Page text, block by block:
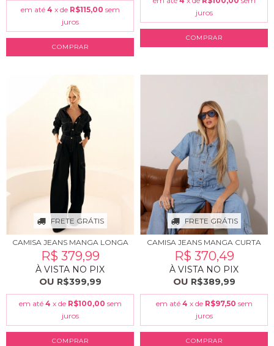
em até 4 x de R$115,00 sem
juros
COMPRAR
juros
COMPRAR
FRETE GRÁTIS
CAMISA JEANS MANGA LONGA
R$ 379,99
À VISTA NO PIX
OU R$399,99
em até 4 x de R$100,00 sem
juros
COMPRAR
FRETE GRÁTIS
CAMISA JEANS MANGA CURTA
R$ 370,49
À VISTA NO PIX
OU R$389,99
em até 4 x de R$97,50 sem
juros
COMPRAR